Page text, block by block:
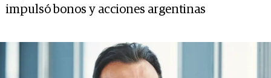
impulsó bonos y acciones argentinas